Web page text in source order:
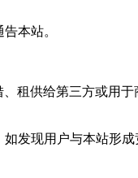
本站。
租供给第三方或用
发现用户与本站形